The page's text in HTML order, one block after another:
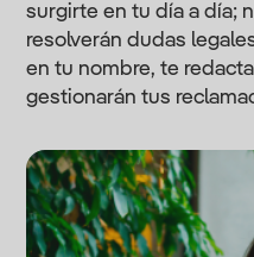
surgirte en tu día a día;
resolverán dudas
en tu nombre, te
gestionarán tus